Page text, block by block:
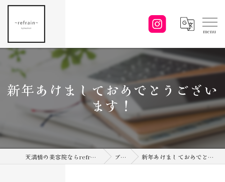
新年あけましておめでとうござい
ます！
天満橋の美容院ならrefrain by NEOhair ブログ 新年あけましておめでとうございます！